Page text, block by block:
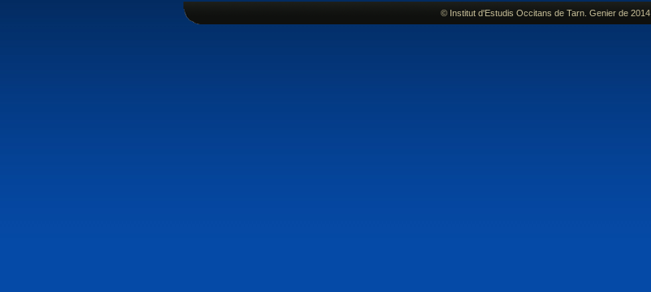
© Institut d'Estudis Occitans de Tarn. Genier de 2014